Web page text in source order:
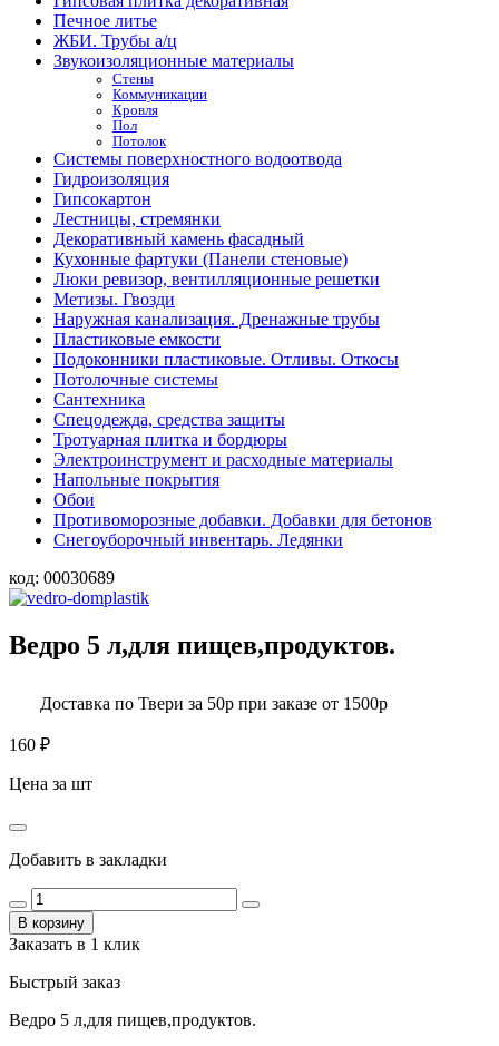
Печное литье
ЖБИ. Трубы а/ц
Звукоизоляционные материалы
Стены
Коммуникации
Кровля
Пол
Потолок
Системы поверхностного водоотвода
Гидроизоляция
Гипсокартон
Лестницы, стремянки
Декоративный камень фасадный
Кухонные фартуки (Панели стеновые)
Люки ревизор, вентилляционные решетки
Метизы. Гвозди
Наружная канализация. Дренажные трубы
Пластиковые емкости
Подоконники пластиковые. Отливы. Откосы
Потолочные системы
Сантехника
Спецодежда, средства защиты
Тротуарная плитка и бордюры
Электроинструмент и расходные материалы
Напольные покрытия
Обои
Противоморозные добавки. Добавки для бетонов
Снегоуборочный инвентарь. Ледянки
код: 00030689
Ведро 5 л,для пищев,продуктов.
Доставка по Твери за 50р при заказе от 1500р
160 ₽
Цена за шт
Добавить в закладки
В корзину
Заказать в 1 клик
Быстрый заказ
Ведро 5 л,для пищев,продуктов.